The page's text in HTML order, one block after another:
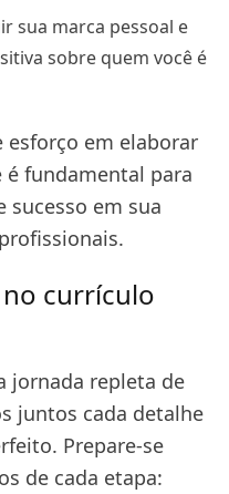
sua marca pessoal e
sobre quem você é
em elaborar
fundamental para
sucesso em sua
currículo
jornada repleta de
juntos cada detalhe
Prepare-se
de cada etapa: